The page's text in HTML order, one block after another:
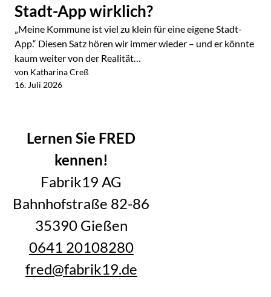
Stadt-App wirklich?
„Meine Kommune ist viel zu klein für eine eigene Stadt-
App.“ Diesen Satz hören wir immer wieder – und er könnte
kaum weiter von der Realität…
von Katharina Creß
16. Juli 2026
Lernen Sie FRED
kennen!
Fabrik19 AG
Bahnhofstraße 82-86
35390 Gießen
0641 20108280
fred@fabrik19.de